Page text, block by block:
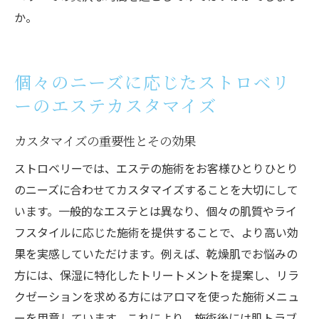
か。
個々のニーズに応じたストロベリ
ーのエステカスタマイズ
カスタマイズの重要性とその効果
ストロベリーでは、エステの施術をお客様ひとりひとり
のニーズに合わせてカスタマイズすることを大切にして
います。一般的なエステとは異なり、個々の肌質やライ
フスタイルに応じた施術を提供することで、より高い効
果を実感していただけます。例えば、乾燥肌でお悩みの
方には、保湿に特化したトリートメントを提案し、リラ
クゼーションを求める方にはアロマを使った施術メニュ